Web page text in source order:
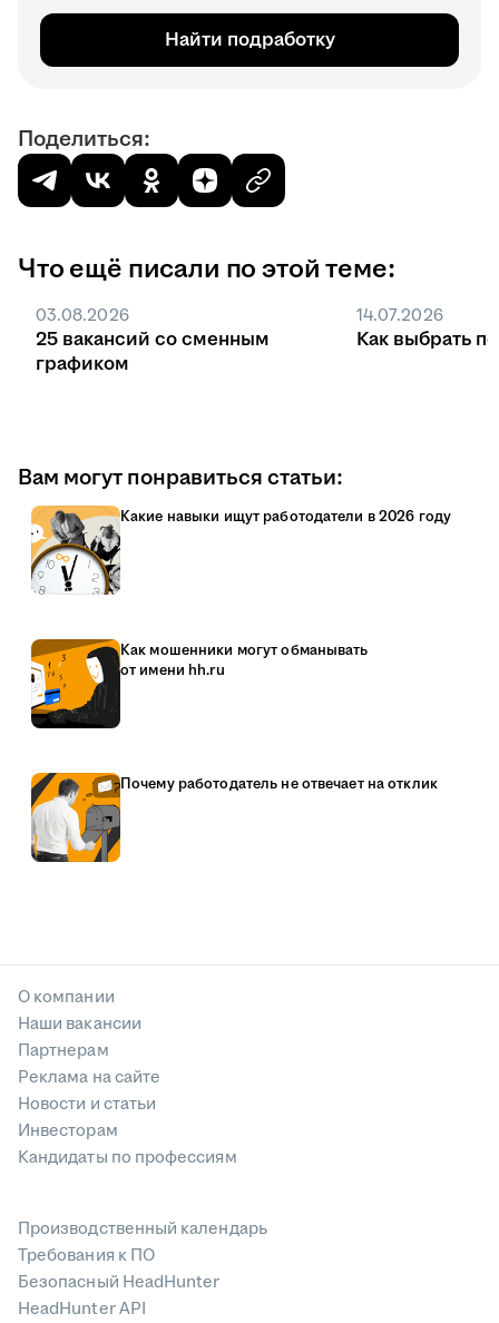
Найти подработку
Поделиться:
Что ещё писали по этой теме:
03.08.2026
25 вакансий со сменным
графиком
14.07.2026
Как выбрать
Вам могут понравиться статьи:
Какие навыки ищут работодатели в 2026 году
Как мошенники могут обманывать
от имени hh.ru
Почему работодатель не отвечает на отклик
О компании
Наши вакансии
Партнерам
Реклама на сайте
Новости и статьи
Инвесторам
Кандидаты по профессиям
Производственный календарь
Требования к ПО
Безопасный HeadHunter
HeadHunter API